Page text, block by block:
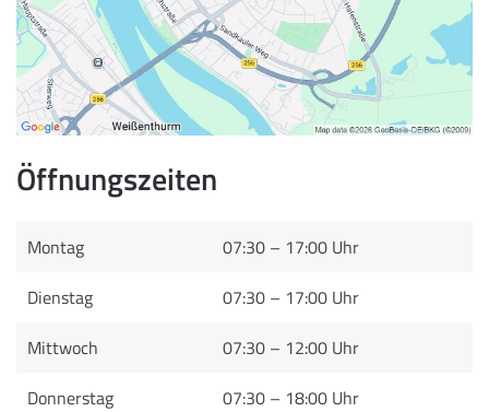
Öffnungszeiten
Montag
07:30 – 17:00 Uhr
Dienstag
07:30 – 17:00 Uhr
Mittwoch
07:30 – 12:00 Uhr
Donnerstag
07:30 – 18:00 Uhr